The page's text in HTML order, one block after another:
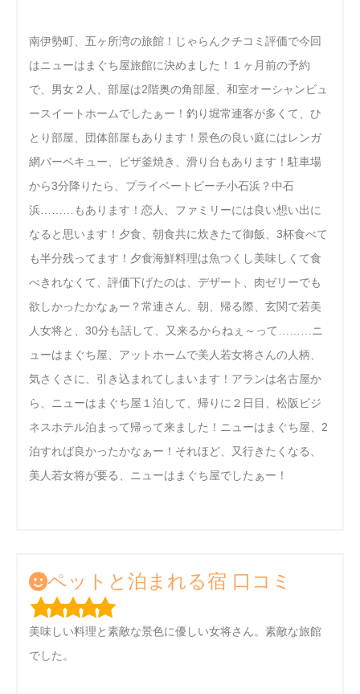
南伊勢町、五ヶ所湾の旅館！じゃらんクチコミ評価で今回
はニューはまぐち屋旅館に決めました！１ヶ月前の予約
で、男女２人、部屋は2階奥の角部屋、和室オーシャンビュ
ースイートホームでしたぁー！釣り堀常連客が多くて、ひ
とり部屋、団体部屋もあります！景色の良い庭にはレンガ
網バーベキュー、ピザ釜焼き、滑り台もあります！駐車場
から3分降りたら、プライベートビーチ小石浜？中石
浜………もあります！恋人、ファミリーには良い想い出に
なると思います！夕食、朝食共に炊きたて御飯、3杯食べて
も半分残ってます！夕食海鮮料理は魚つくし美味しくて食
べきれなくて、評価下げたのは、デザート、肉ゼリーでも
欲しかったかなぁー？常連さん、朝、帰る際、玄関で若美
人女将と、30分も話して、又来るからねぇ～って………ニ
ューはまぐち屋、アットホームで美人若女将さんの人柄、
気さくさに、引き込まれてしまいます！アランは名古屋か
ら、ニューはまぐち屋１泊して、帰りに２日目、松阪ビジ
ネスホテル泊まって帰って来ました！ニューはまぐち屋、2
泊すれば良かったかなぁー！それほど、又行きたくなる、
美人若女将が要る、ニューはまぐち屋でしたぁー！
ペットと泊まれる宿 口コミ
美味しい料理と素敵な景色に優しい女将さん。素敵な旅館
でした。